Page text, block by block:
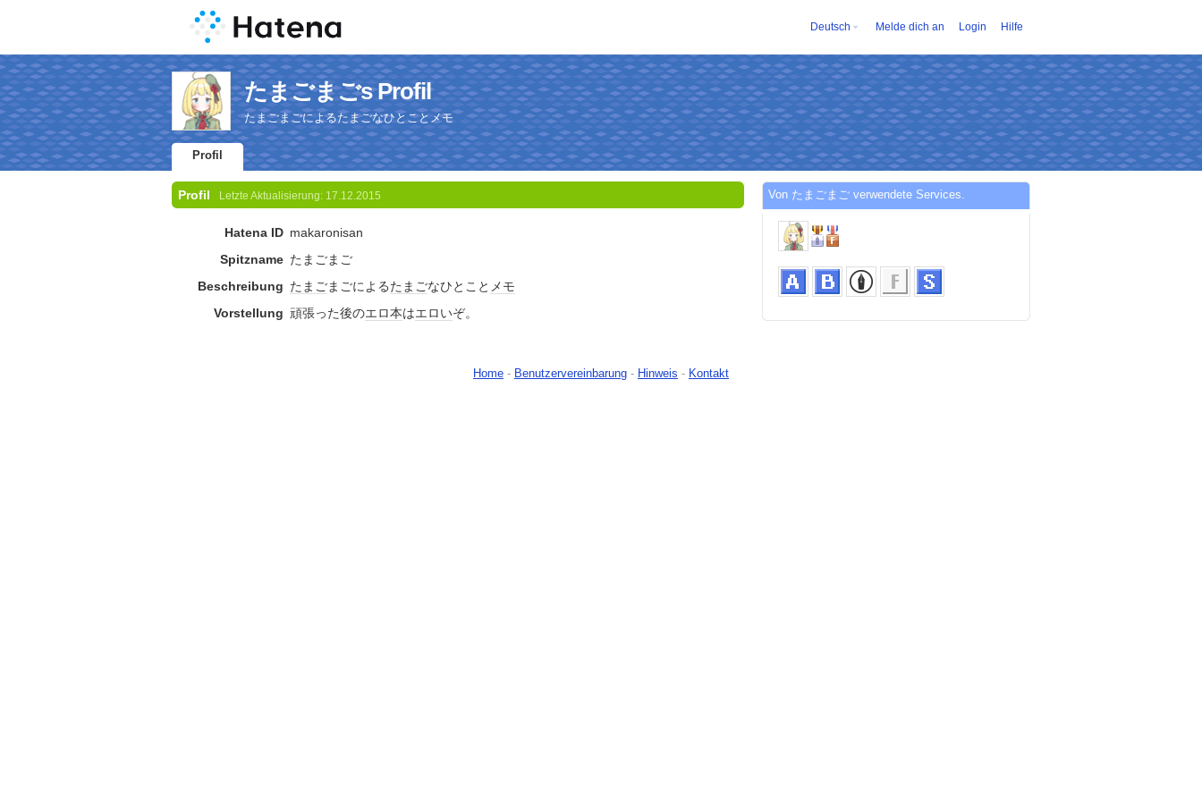
Deutsch Melde dich an Login Hilfe
たまごまごs Profil
たまごまごによるたまごなひとことメモ
Profil
Profil Letzte Aktualisierung: 17.12.2015
Hatena ID makaronisan
Spitzname たまごまご
Beschreibung たまごまごによるたまごなひとこと メモ
Vorstellung 頑張った後のエロ本はエロいぞ。
Von たまごまご verwendete Services.
Home - Benutzervereinbarung - Hinweis - Kontakt